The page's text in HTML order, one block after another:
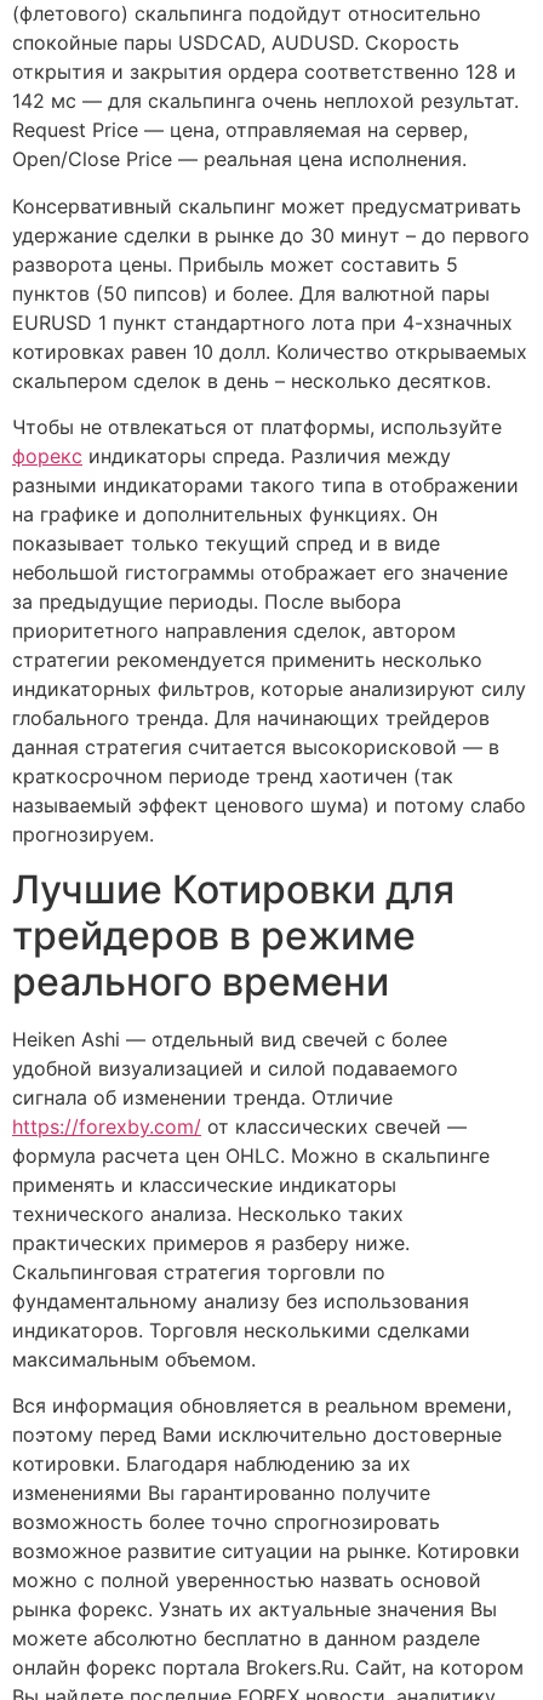
(флетового) скальпинга подойдут относительно
спокойные пары USDCAD, AUDUSD. Скорость
открытия и закрытия ордера соответственно 128 и
142 мс — для скальпинга очень неплохой результат.
Request Price — цена, отправляемая на сервер,
Open/Close Price — реальная цена исполнения.
Консервативный скальпинг может предусматривать
удержание сделки в рынке до 30 минут – до первого
разворота цены. Прибыль может составить 5
пунктов (50 пипсов) и более. Для валютной пары
EURUSD 1 пункт стандартного лота при 4-хзначных
котировках равен 10 долл. Количество открываемых
скальпером сделок в день – несколько десятков.
Чтобы не отвлекаться от платформы, используйте
форекс индикаторы спреда. Различия между
разными индикаторами такого типа в отображении
на графике и дополнительных функциях. Он
показывает только текущий спред и в виде
небольшой гистограммы отображает его значение
за предыдущие периоды. После выбора
приоритетного направления сделок, автором
стратегии рекомендуется применить несколько
индикаторных фильтров, которые анализируют силу
глобального тренда. Для начинающих трейдеров
данная стратегия считается высокорисковой — в
краткосрочном периоде тренд хаотичен (так
называемый эффект ценового шума) и потому слабо
прогнозируем.
Лучшие Котировки для
трейдеров в режиме
реального времени
Heiken Ashi — отдельный вид свечей с более
удобной визуализацией и силой подаваемого
сигнала об изменении тренда. Отличие
https://forexby.com/ от классических свечей —
формула расчета цен OHLC. Можно в скальпинге
применять и классические индикаторы
технического анализа. Несколько таких
практических примеров я разберу ниже.
Скальпинговая стратегия торговли по
фундаментальному анализу без использования
индикаторов. Торговля несколькими сделками
максимальным объемом.
Вся информация обновляется в реальном времени,
поэтому перед Вами исключительно достоверные
котировки. Благодаря наблюдению за их
изменениями Вы гарантированно получите
возможность более точно спрогнозировать
возможное развитие ситуации на рынке. Котировки
можно с полной уверенностью назвать основой
рынка форекс. Узнать их актуальные значения Вы
можете абсолютно бесплатно в данном разделе
онлайн форекс портала Brokers.Ru. Сайт, на котором